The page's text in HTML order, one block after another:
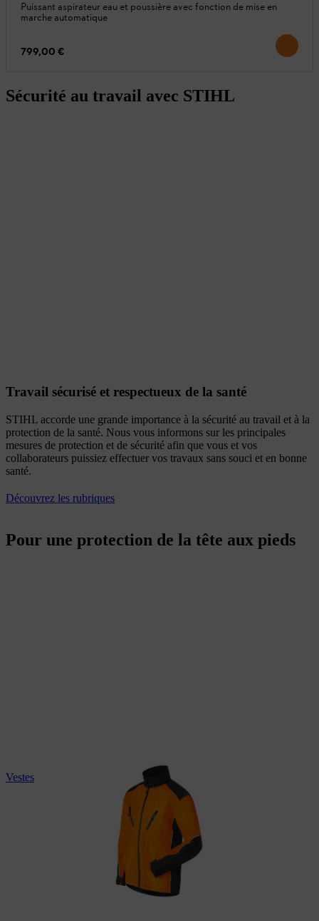
Puissant aspirateur eau et poussière avec fonction de mise en
marche automatique
799,00 €
Sécurité au travail avec STIHL
Travail sécurisé et respectueux de la santé
STIHL accorde une grande importance à la sécurité au travail et à la
protection de la santé. Nous vous informons sur les principales
mesures de protection et de sécurité afin que vous et vos
collaborateurs puissiez effectuer vos travaux sans souci et en bonne
santé.
Découvrez les rubriques
Pour une protection de la tête aux pieds
Vestes de protection